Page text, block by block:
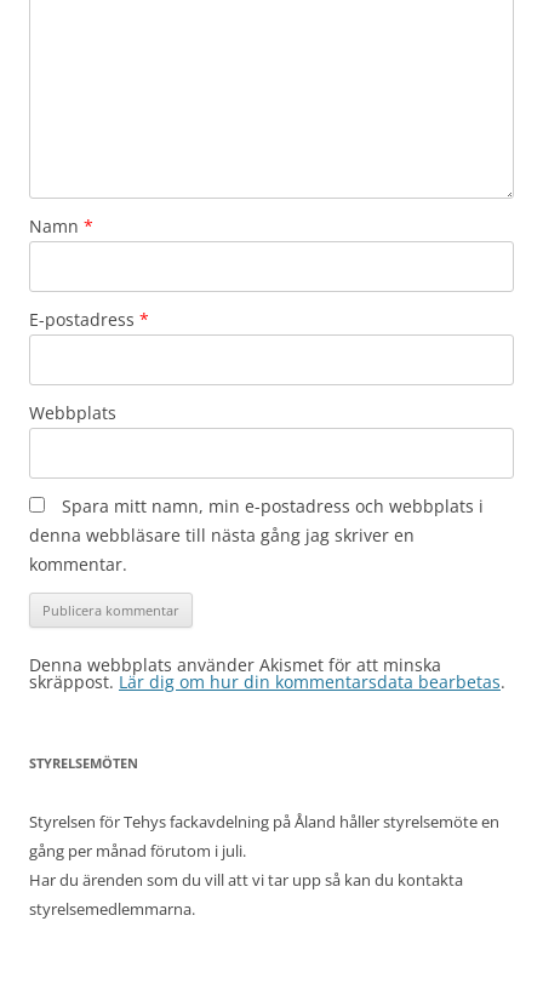
Namn *
E-postadress *
Webbplats
Spara mitt namn, min e-postadress och webbplats i
denna webbläsare till nästa gång jag skriver en
kommentar.
Denna webbplats använder Akismet för att minska
skräppost. Lär dig om hur din kommentarsdata bearbetas.
STYRELSEMÖTEN
Styrelsen för Tehys fackavdelning på Åland håller styrelsemöte en
gång per månad förutom i juli.
Har du ärenden som du vill att vi tar upp så kan du kontakta
styrelsemedlemmarna.